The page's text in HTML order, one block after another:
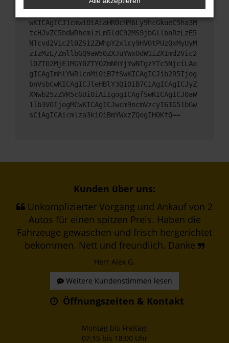
ewogICJuYW1lIjogIk5ldHdvcmtFcnJvciIsCiAgI
mNvbmZpZyI6IHsKICAgICJtZXRob2QiOiAiR0VUIi
wKICAgICJ1cmwiOiAiaHR0cHM6Ly9hcGkueC5ha3M
tcHJvZC5hdWRhcmlzLm5ldC92MS9jbGllbnRzLzE5
NTcvd2Vic2l0ZS12ZWhpY2xlcy9HV0tPUzQxMyUyM
zIzMzE/ZmllbGQ9aW50ZXJuYWxOdW1iZXImd2Vic2
l0ZT02MjE1MGY0ZTY0ZmNhYjYwNTgzYTc5NjciLAo
gICAgImhlYWRlcnMiOiB7fSwKICAgICJib2R5Ijog
bnVsbCwKICAgICJleHBlY3QiOiB7CiAgICAgICJyZ
XNwb25zZVR5cGUiOiAiIgogICAgfSwKICAgICJ0aW
1lb3V0IjogMCwKICAgICJwcm9ncmVzcyI6IG51bGw
sCiAgICAicmlza3kiOiBmYWxzZQogIH0KfQ==
Kunden über uns:
Unkomplizierter Vorgang und Ankauf von 2
Autos für einen spitzen Preis. Haben die
Fahrzeuge gewaschen und frisch hergerichtet
bekommen. Nett und freundlich. Danke
Herr Alex G.
Weitere Kundenstimmen lesen
Öffnungszeiten & Kontakt
Montag bis Freitag:
07:15 bis 18:00 Uhr